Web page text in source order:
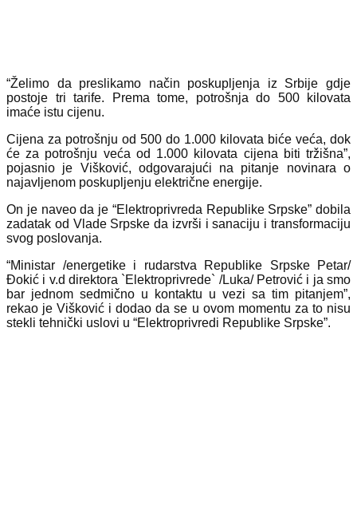
“Želimo da preslikamo način poskupljenja iz Srbije gdje
postoje tri tarife. Prema tome, potrošnja do 500 kilovata
imaće istu cijenu.
Cijena za potrošnju od 500 do 1.000 kilovata biće veća, dok
će za potrošnju veća od 1.000 kilovata cijena biti tržišna”,
pojasnio je Višković, odgovarajući na pitanje novinara o
najavljenom poskupljenju električne energije.
On je naveo da je “Elektroprivreda Republike Srpske” dobila
zadatak od Vlade Srpske da izvrši i sanaciju i transformaciju
svog poslovanja.
“Ministar /energetike i rudarstva Republike Srpske Petar/
Đokić i v.d direktora `Elektroprivrede` /Luka/ Petrović i ja smo
bar jednom sedmično u kontaktu u vezi sa tim pitanjem”,
rekao je Višković i dodao da se u ovom momentu za to nisu
stekli tehnički uslovi u “Elektroprivredi Republike Srpske”.